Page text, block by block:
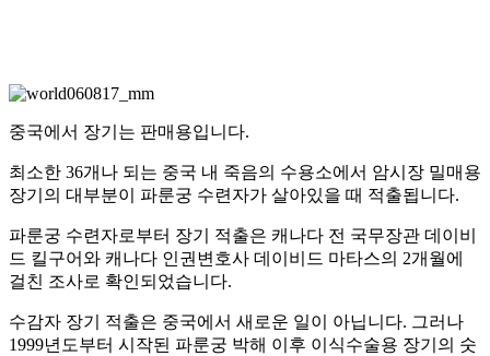
중국에서 장기는 판매용입니다.
최소한 36개나 되는 중국 내 죽음의 수용소에서 암시장 밀매용
장기의 대부분이 파룬궁 수련자가 살아있을 때 적출됩니다.
파룬궁 수련자로부터 장기 적출은 캐나다 전 국무장관 데이비
드 킬구어와 캐나다 인권변호사 데이비드 마타스의 2개월에
걸친 조사로 확인되었습니다.
수감자 장기 적출은 중국에서 새로운 일이 아닙니다. 그러나
1999년도부터 시작된 파룬궁 박해 이후 이식수술용 장기의 숫